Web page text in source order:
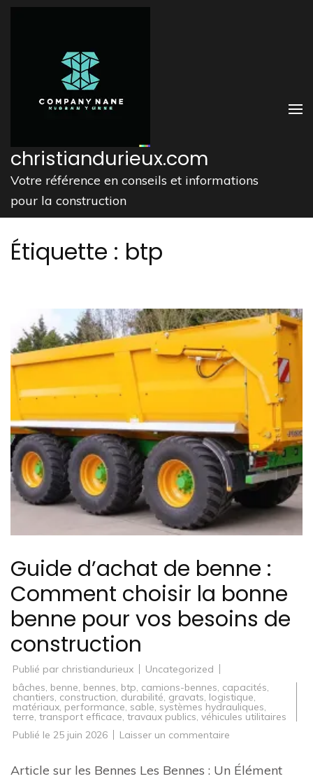
Aller
christiandurieux.com
Votre référence en conseils et informations
pour la construction
Étiquette : btp
Guide d’achat de benne :
Comment choisir la bonne
benne pour vos besoins de
construction
Publié par christiandurieux
Uncategorized
bâches, benne, bennes, btp, camions-bennes, capacités,
chantiers, construction, durabilité, gravats, logistique,
matériaux, performance, sable, systèmes hydrauliques,
terre, transport efficace, travaux publics, véhicules utilitaires
Publié le 25 juin 2026 Laisser un commentaire
de
benne
Article sur les Bennes Les Bennes : Un Élément